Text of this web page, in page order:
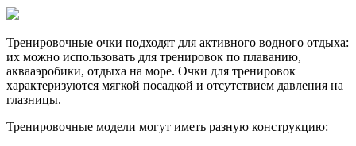
Тренировочные очки подходят для активного водного отдыха:
их можно использовать для тренировок по плаванию,
аквааэробики, отдыха на море. Очки для тренировок
характеризуются мягкой посадкой и отсутствием давления на
глазницы.
Тренировочные модели могут иметь разную конструкцию: